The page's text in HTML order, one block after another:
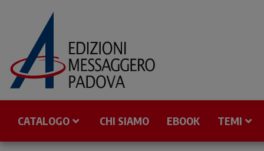
CATALOGO CHI SIAMO EBOOK TEMI